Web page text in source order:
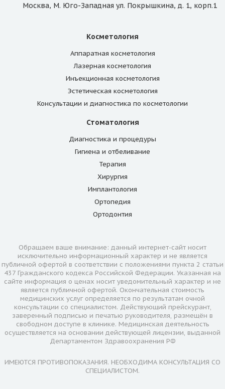
Москва, М. Юго-Западная ул. Покрышкина, д. 1, корп.1
Косметология
Аппаратная косметология
Лазерная косметология
Инъекционная косметология
Эстетическая косметология
Консультации и диагностика по косметологии
Стоматология
Диагностика и процедуры
Гигиена и отбеливание
Терапия
Хирургия
Имплантология
Ортопедия
Ортодонтия
Обращаем ваше внимание: данный интернет-сайт носит
исключительно информационный характер и не является
публичной офертой в соответствии с положениями пункта 2 статьи
437 Гражданского кодекса Российской Федерации. Указанная на
сайте информация о ценах носит уведомительный характер и не
является публичной офертой. Окончательная стоимость
медицинских услуг определяется по результатам очной
консультации со специалистом. Действующий прейскурант,
заверенный подписью и печатью руководителя, размещён в
свободном доступе в клинике. Медицинская деятельность
осуществляется на основании действующей лицензии, выданной
Департаментом Здравоохранения РФ
ИМЕЮТСЯ ПРОТИВОПОКАЗАНИЯ. НЕОБХОДИМА КОНСУЛЬТАЦИЯ СО
СПЕЦИАЛИСТОМ.